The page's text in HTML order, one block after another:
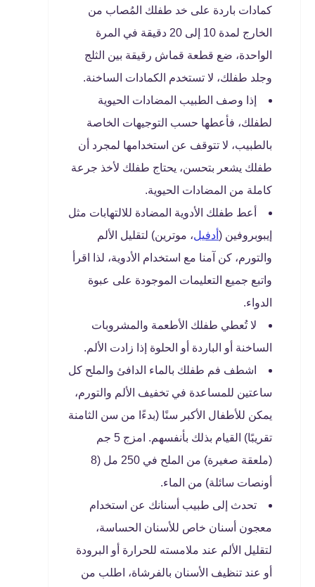
كمادات باردة على خد طفلك المُصاب من
الخارج لمدة 10 إلى 20 دقيقة في المرة
الواحدة، ضع قطعة قماش رقيقة بين الثلج
وجلد طفلك، لا تستخدم الكمادات الساخنة.
إذا وصف الطبيب المضادات الحيوية
لطفلك، فأعطها حسب التوجيهات الخاصة
بالطبيب، لا تتوقف عن استخدامها لمجرد أن
طفلك يشعر بتحسن، يحتاج طفلك لأخذ جرعة
كاملة من المضادات الحيوية.
أعط طفلك الأدوية المضادة للالتهابات مثل
إيبوبروفين ( أدفيل، موترين) لتقليل الألم
والتورم، كن آمنا مع استخدام الأدوية، لذا اقرأ
واتبع جميع التعليمات الموجودة على عبوة
الدواء.
لا تُعطي طفلك الأطعمة والمشروبات
الساخنة أو الباردة أو الحلوة إذا زادت الألم.
اشطف فم طفلك بالماء الدافئ والملح كل
ساعتين للمساعدة في تخفيف الألم والتورم،
يمكن للأطفال الأكبر سنًا (بدءًا من سن الثامنة
تقريبًا) القيام بذلك بأنفسهم. امزج 5 جم
(ملعقة صغيرة) من الملح في 250 مل (8
أونصات سائلة) من الماء.
تحدث إلى طبيب أسنانك عن استخدام
معجون أسنان خاص للأسنان الحساسة،
لتقليل الألم عند ملامسته للحرارة أو البرودة
أو عند تنظيف الأسنان بالفرشاة، اطلب من